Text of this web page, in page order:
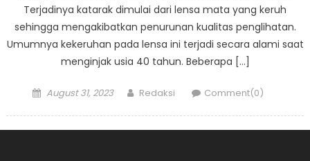
Terjadinya katarak dimulai dari lensa mata yang keruh
sehingga mengakibatkan penurunan kualitas penglihatan.
Umumnya kekeruhan pada lensa ini terjadi secara alami saat
menginjak usia 40 tahun. Beberapa […]
Posted
August 31, 2023 Author
Redaksi Comment(0)